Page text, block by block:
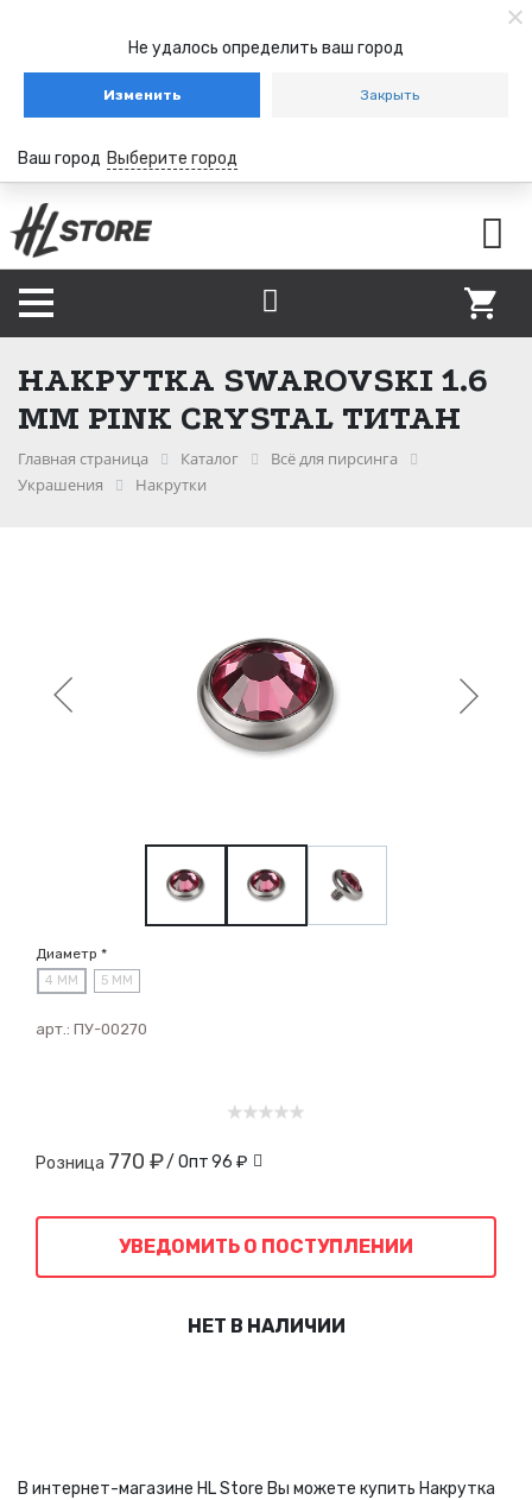
Не удалось определить ваш город
Изменить Закрыть
Ваш город Выберите город
НАКРУТКА SWAROVSKI 1.6
ММ PINK CRYSTAL ТИТАН
Главная страница Каталог
Всё для пирсинга
Украшения
Накрутки
Диаметр *
4 ММ 5 ММ
арт.: ПУ-00270
Розница 770 ₽/ Опт96 ₽
УВЕДОМИТЬ О ПОСТУПЛЕНИИ
НЕТ В НАЛИЧИИ
В интернет-магазине HL Store Вы можете купить Накрутка